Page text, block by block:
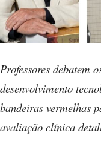
Professores debatem
desenvolvimento
bandeiras vermelhas
avaliação clínica